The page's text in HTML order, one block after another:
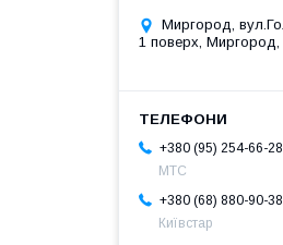
Миргород,
1 поверх, Миргород,
+380 (95) 254-66-28
МТС
+380 (68) 880-90-38
Київстар